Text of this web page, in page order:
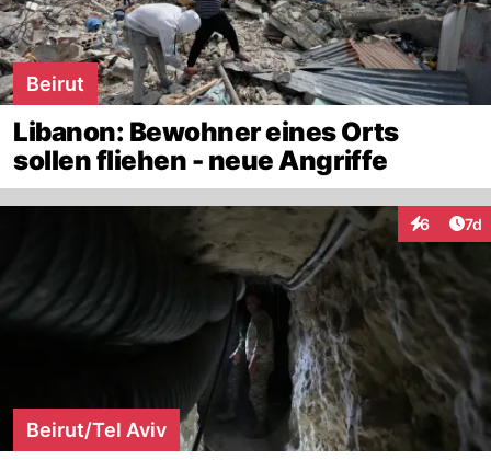
Beirut
Libanon: Bewohner eines Orts
sollen fliehen - neue Angriffe
6 7d
Beirut/Tel Aviv